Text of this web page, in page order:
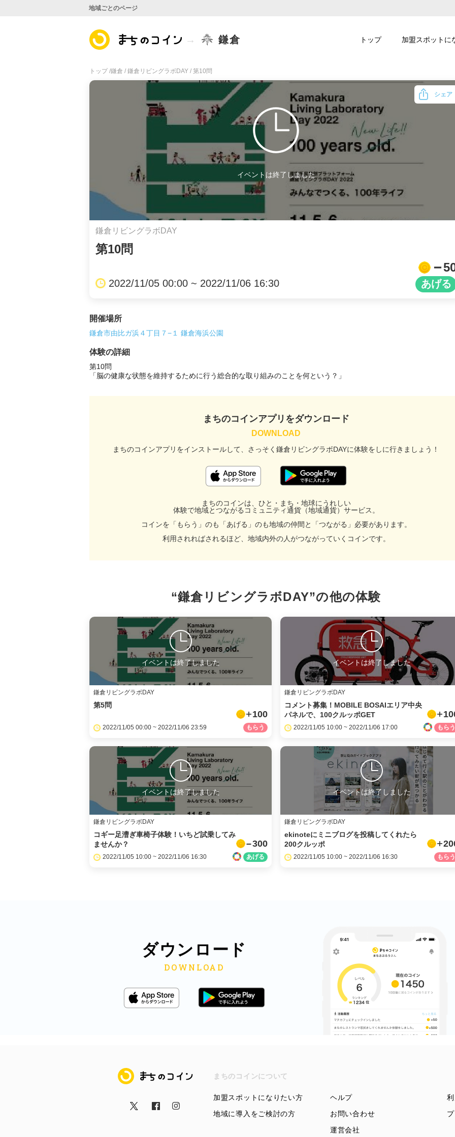
トップ /鎌倉 / 鎌倉リビングラボDAY / 第10問
イベントは終了しました
鎌倉リビングラボDAY
第10問
2022/11/05 00:00 ~ 2022/11/06 16:30
シェア
facebook
メール
URLをコピー
開催場所
鎌倉市由比ガ浜４丁目７−１ 鎌倉海浜公園
体験の詳細
第10問
「脳の健康な状態を維持するために行う総合的な取り組みのことを何という？」
まちのコインアプリをダウンロード
まちのコインアプリをインストールして、 さっそく鎌倉リビングラボDAYに体験をしに行きましょう！
まちのコインは、ひと・まち・地球にうれしい
体験で地域とつながるコミュニティ通貨（地域通貨）サービス。
コインを「もらう」のも「あげる」のも地域の仲間と「つながる」必要があります。
利用されればされるほど、地域内外の人がつながっていくコインです。
“鎌倉リビングラボDAY”の他の体験
イベントは終了しました
鎌倉リビングラボDAY
第5問
100
2022/11/05 00:00 ~ 2022/11/06 23:59
イベントは終了しました
鎌倉リビングラボDAY
コメント募集！MOBILE BOSAIエリア中央
パネルで、100クルッポGET
2022/11/05 10:00 ~ 2022/11/06 17:00
イベントは終了しました
鎌倉リビングラボDAY
コギー足漕ぎ車椅子体験！いちど試乗してみ
ませんか？
300
2022/11/05 10:00 ~ 2022/11/06 16:30
イベントは終了しました
鎌倉リビングラボDAY
ekinoteにミニブログを投稿してくれたら
200クルッポ
2022/11/05 10:00 ~ 2022/11/06 16:30
ダウンロード
まちのコイン まちのコインについて
加盟スポットになりたい方
地域に導入をご検討の方
ヘルプ
お問い合わせ
運営会社
地域ごとのページ
トップ 加盟スポットに
鎌倉